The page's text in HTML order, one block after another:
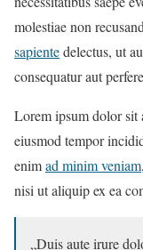
molestiae non
sapientedelectus, ut
consequatur aut
Lorem ipsum dolor sit
eiusmod tempor
enimad minim veniam
nisi ut aliquip ex ea
„Duis aute irure